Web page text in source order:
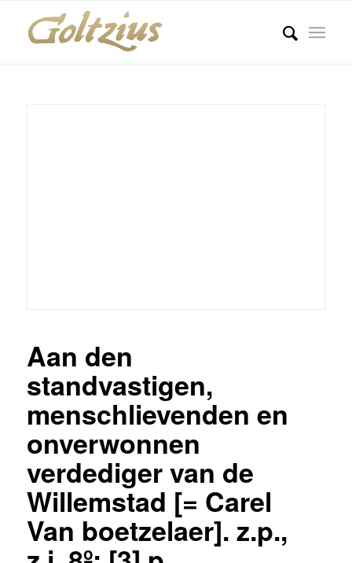
Aan den
standvastigen,
menschlievenden en
onverwonnen
verdediger van de
Willemstad [= Carel
Van boetzelaer]. z.p.,